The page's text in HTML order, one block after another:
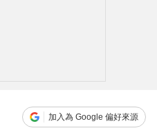
加入為 Google 偏好來源